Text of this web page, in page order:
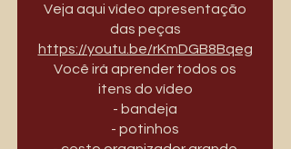
Veja aqui vídeo apresentação
das peças
https://youtu.be/rKmDGB8Bqeg
Você irá aprender todos os
itens do vídeo
- bandeja
- potinhos